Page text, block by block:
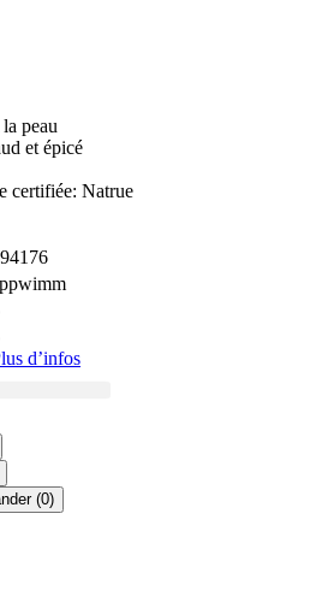
peau
et épicé
certifiée: Natrue
d’infos
(0)